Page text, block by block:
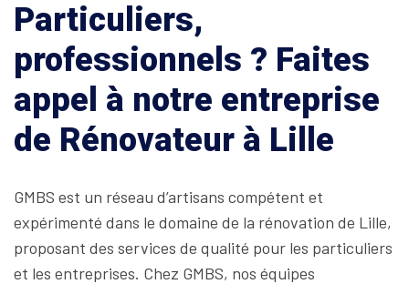
Particuliers,
professionnels ? Faites
appel à notre entreprise
de Rénovateur à Lille
GMBS est un réseau d’artisans compétent et
expérimenté dans le domaine de la rénovation de Lille,
proposant des services de qualité pour les particuliers
et les entreprises. Chez GMBS, nos équipes